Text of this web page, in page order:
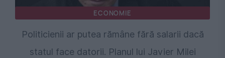
ECONOMIE
Politicienii ar putea rămâne fără salarii dacă
statul face datorii. Planul lui Javier Milei